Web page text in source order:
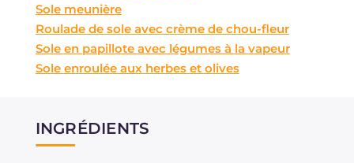
Sole meunière
Roulade de sole avec crème de chou-fleur
Sole en papillote avec légumes à la vapeur
Sole enroulée aux herbes et olives
INGRÉDIENTS